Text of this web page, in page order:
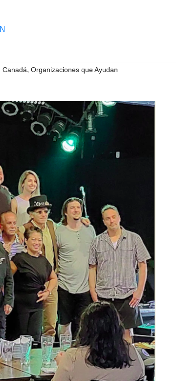
Canadá, Organizaciones que Ayudan